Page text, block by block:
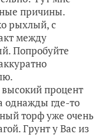
причины.
рыхлый, с
между
Попробуйте
процент
однажды где-то
торф уже очень
Грунт у Вас из